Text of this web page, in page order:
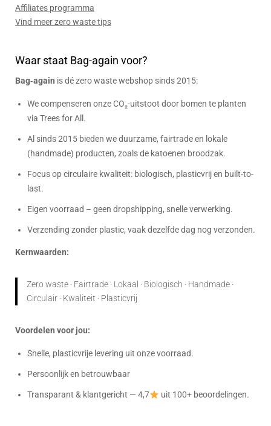
Affiliates programma
Vind meer zero waste tips
Waar staat Bag-again voor?
Bag‑again is dé zero waste webshop sinds 2015:
We compenseren onze CO₂-uitstoot door bomen te planten
via Trees for All.
Al sinds 2015 bieden we duurzame, fairtrade en lokale
(handmade) producten, zoals de katoenen broodzak.
Focus op circulaire kwaliteit: biologisch, plasticvrij en built-to-
last.
Eigen voorraad – geen dropshipping, snelle verwerking.
Verzending zonder plastic, vaak dezelfde dag nog verzonden.
Kernwaarden:
Zero waste · Fairtrade · Lokaal · Biologisch · Handmade ·
Circulair · Kwaliteit · Plasticvrij
Voordelen voor jou:
Snelle, plasticvrije levering uit onze voorraad.
Persoonlijk en betrouwbaar
Transparant & klantgericht — 4,7 uit 100+ beoordelingen.